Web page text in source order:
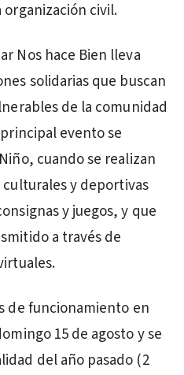
civil.
Nos hace Bien lleva
solidarias que buscan
de la comunidad
evento se
cuando se realizan
y deportivas
y juegos, y que
a través de
de funcionamiento en
15 de agosto y se
del año pasado (2